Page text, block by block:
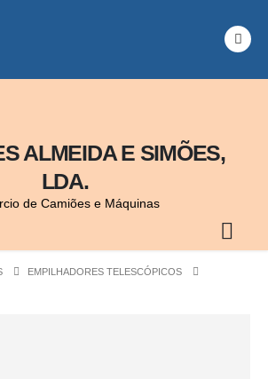
ALMEIDA E SIMÕES,
LDA.
de Camiões e Máquinas
EMPILHADORES TELESCÓPICOS